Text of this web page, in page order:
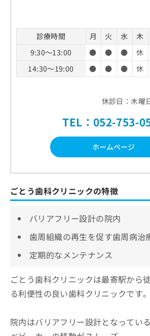
診療時間 月 火 水 木
9:30～13:00
● ● ● 休
14:30～19:00
● ● ● 休
休診日：木曜
TEL：052-753-
ホームページ
ごとう歯科クリニックの特徴
バリアフリー設計の院内
歯周組織の再生を促す歯周病治
定期的なメンテナンス
ごとう歯科クリニックは最寄駅から
る利便性の良い歯科クリニックです。
院内はバリアフリー設計となってい